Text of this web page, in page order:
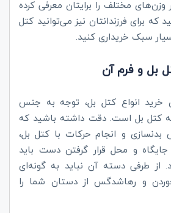
مختلف را برایتان معرفی کرده
برای فرزندانتان نیز می‌توانید کتل
سبک خریداری کنید.
بل و فرم آن
خرید انواع کتل بل، توجه به جنس
کتل بل است. دقت داشته باشید که
و انجام حرکات با کتل بل،
و محل قرار گرفتن دست باید
از طرفی دسته آن نباید به گونه‌ای
و رهاشدگس از دستان شما را